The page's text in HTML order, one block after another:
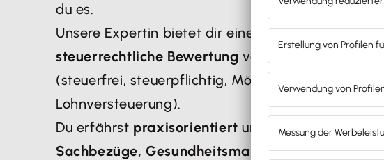
du es.
Unsere Expertin bietet dir einen kompakten
steuerrechtliche Bewertung von
(steuerfrei, steuerpflichtig, Möglichkeiten der
Lohnversteuerung).
Du erfährst praxisorientiert und anhand von
Sachbezüge, Gesundheitsmaßnahmen,